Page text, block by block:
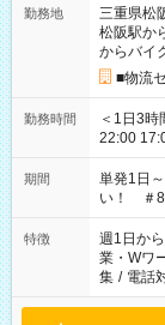
勤務地
三重県松
松阪駅か
からバイ
■物流
勤務時間
＜1日3時間～OK！＞ ▼
22:00 17:00～22:00 な
ださい！
期間
単発1日
い！ ＃
特徴 週1日か
業・Wワ
集 / 電話